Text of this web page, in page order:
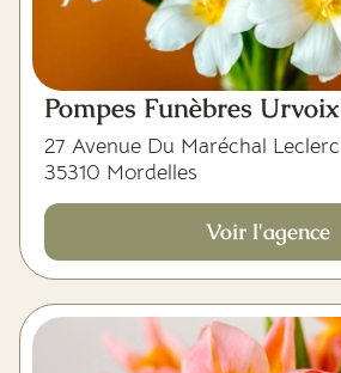
Pompes Funèbres Urvoix
27 Avenue Du Maréchal Leclerc
35310 Mordelles
Voir l'agence